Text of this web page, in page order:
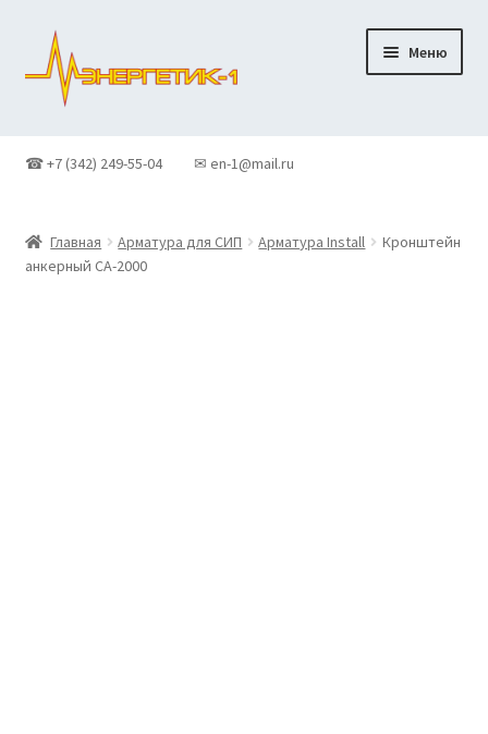
Перейти
навигации
Перейти
содержимому
Меню
Контакты
☎ +7 (342) 249-55-04 ✉ en-1@mail.ru
Главная Арматура для СИП Арматура Install
Кронштейн
анкерный CA-2000